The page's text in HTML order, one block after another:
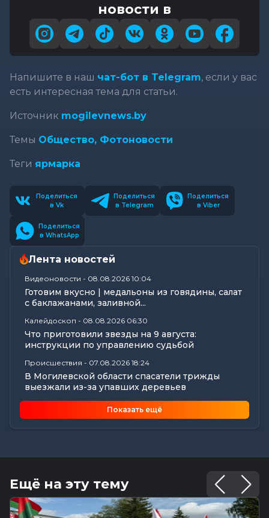
новости в
Напишите в наш чат-бот в Telegram, если у вас
есть интересная тема для статьи.
Источник mogilevnews.by
Темы Общество, Фотоновости
Теги ярмарка
Поделиться
в Vk
Поделиться
в Telegram
Поделиться
в Viber
Поделиться
в WhatsApp
Лента новостей
Видеоновости - 08.08.2026 10:04
Готовим вкусно | медальоны из говядины, салат
с баклажанами, заливной...
Калейдоскоп - 08.08.2026 06:30
Что приготовили звезды на 9 августа:
инструкции по управлению судьбой
Происшествия - 07.08.2026 18:24
В Могилевской области спасатели трижды
выезжали из-за упавших деревьев
Почему мозг стирает сны через минуту после
подъема, чем они полезны в...
Чем обернулась незаконная минимизация
Все новости - 07.08.2026 15:07
Цифры, технологии и кадры: главные итоги
вступительной кампании...
Показать ещё
Ещё на эту тему